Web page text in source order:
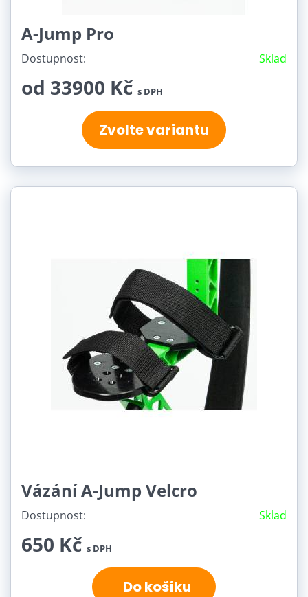
A-Jump Pro
Dostupnost: Sklad
od 33900 Kč s DPH
Zvolte variantu
Vázání A-Jump Velcro
Dostupnost: Sklad
650 Kč s DPH
Do košíku